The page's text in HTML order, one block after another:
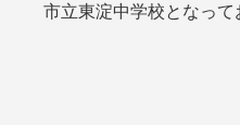
市立東淀中学校となって